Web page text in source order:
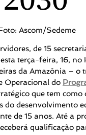
Ascom/Sedeme
de 15
terça-feira, 16,
da Amazônia – o
Operacional do
que tem como
do desenvolvimento
de 15 anos. Até a
qualificação